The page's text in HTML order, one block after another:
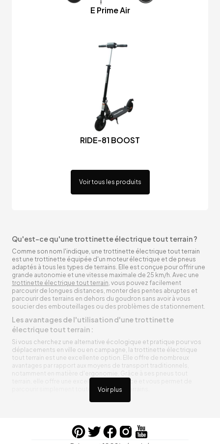
E Prime Air
RIDE-81 BOOST
Voir tous les produits
Voir plus
Qu'est-ce qu'une trottinette électrique tout terrain ?
Comme son nom l'indique, une trottinette électrique tout terrain
est une trottinette équipée d'un moteur électrique et de pneus
adaptés à tous les types de terrains. Elle est conçue pour offrir une
grande autonomie et une vitesse maximale de 25 km/h. Avec une
trottinette électrique tout terrain, vous pouvez facilement
parcourir de longues distances, monter des pentes abruptes et
parcourir des terrains en dehors du goudron sans avoir à vous
soucier des embouteillages ou des problèmes de stationnement.
Les avantages de l'utilisation d'une trottinette
électrique tout terrain :
Si vous cherchez une alternative écologique et pratique pour vos
déplacements en ville ou en campagne, la trottinette électrique
tout terrain est une excellente option. Elle offre de nombreux
avantages par rapport aux moyens de transport traditionnels,
notamment en matière d'ergonomie. Grâce à ses pneus tout
terrain, elle offre une excellente adhérence et vous permet de
parcourir simplement toutes sortes de terrains.
Trottinette électrique tout terrain ergonomique
entre vos trajets, vous n’aurez pas à vous soucier de l’état de sa
batterie. De plus, elle est équipée de pneus résistants qui peuvent